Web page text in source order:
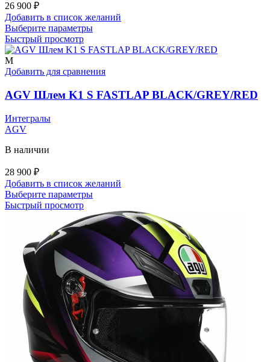
26 900 ₽
Добавить в список желаний
Выберите параметрыЭтот
имеет
вариаций.
можно
выбрать
Быстрый просмотр
M
Добавить для сравнения
AGV Шлем K1 S FASTLAP BLACK/GREY/RED
Интегралы
AGV
В наличии
28 900 ₽
Добавить в список желаний
Выберите параметрыЭтот
имеет
несколько
вариаций.
Опции
выбрать
на
странице
товара.
Быстрый просмотр